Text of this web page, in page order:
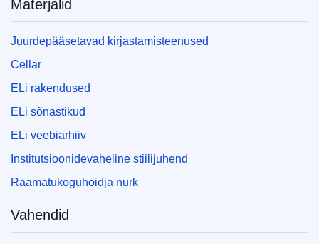
Materjalid
Juurdepääsetavad kirjastamisteenused
Cellar
ELi rakendused
ELi sõnastikud
ELi veebiarhiiv
Institutsioonidevaheline stiilijuhend
Raamatukoguhoidja nurk
Vahendid